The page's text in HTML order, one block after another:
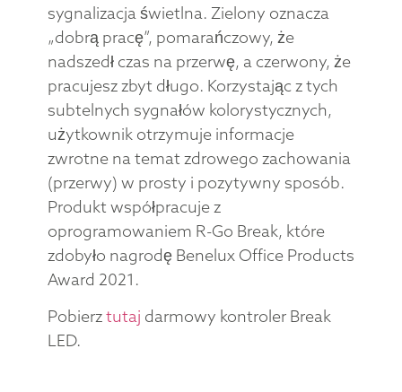
sygnalizacja świetlna. Zielony oznacza
„dobrą pracę”, pomarańczowy, że
nadszedł czas na przerwę, a czerwony, że
pracujesz zbyt długo. Korzystając z tych
subtelnych sygnałów kolorystycznych,
użytkownik otrzymuje informacje
zwrotne na temat zdrowego zachowania
(przerwy) w prosty i pozytywny sposób.
Produkt współpracuje z
oprogramowaniem R-Go Break, które
zdobyło nagrodę Benelux Office Products
Award 2021.
Pobierztutaj darmowy kontroler Break
LED.